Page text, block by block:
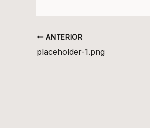
ANTERIOR
placeholder-1.png